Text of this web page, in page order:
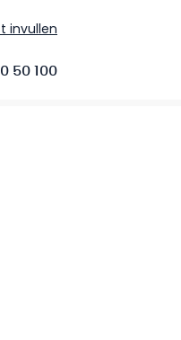
invullen
50 100